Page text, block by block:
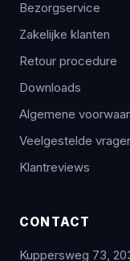
Bezorgservice
Zakelijke klanten
Retour procedure
Downloads
Algemene
Veelgestelde
Klantreviews
CONTACT
Kuppersweg 73,